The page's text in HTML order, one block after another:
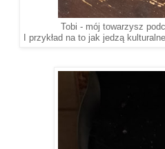
Tobi - mój towarzysz
I przykład na to jak jedzą